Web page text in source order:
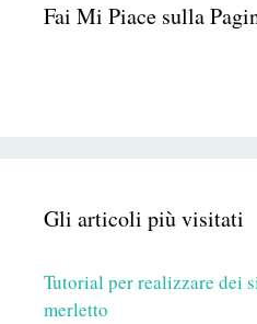
Fai Mi Piace sulla
Gli articoli più visitati
Tutorial per realizzare dei
merletto